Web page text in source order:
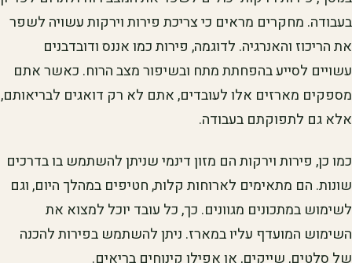
בעבודה. מחקרים מראים כי צריכת פירות וירקות עשויה לשפר
את הריכוז והאנרגיה. לדוגמה, פירות כמו אננס ודובדבנים
עשויים לסייע בהפחתת מתח ובשיפור מצב הרוח. כאשר אתם
מספקים מארזים אלו לעובדים, אתם לא רק דואגים לבריאותם,
אלא גם לתפוקתם בעבודה.
כמו כן, פירות וירקות הם מזון דינמי שניתן להשתמש בו בדרכים
שונות. הם מתאימים לארוחות קלות, חטיפים במהלך היום, וגם
לשימוש במתכונים מגוונים. כך, כל עובד יוכל למצוא את
השימוש המועדף עליו במארז. ניתן להשתמש בפירות להכנה